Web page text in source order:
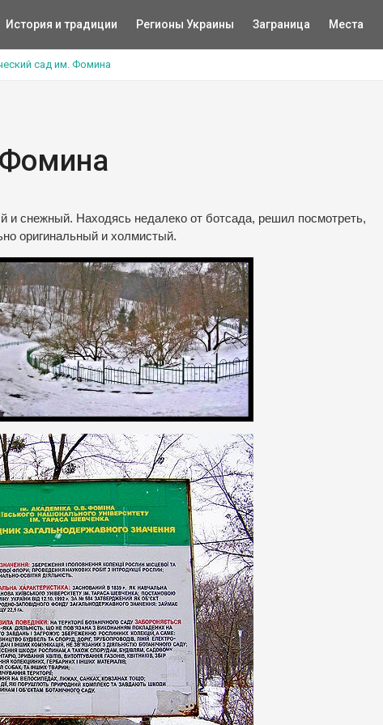
История и традиции Регионы Украины Заграница Места
сад им. Фомина
и снежный. Находясь недалеко от ботсада, решил посмотреть,
оригинальный и холмистый.